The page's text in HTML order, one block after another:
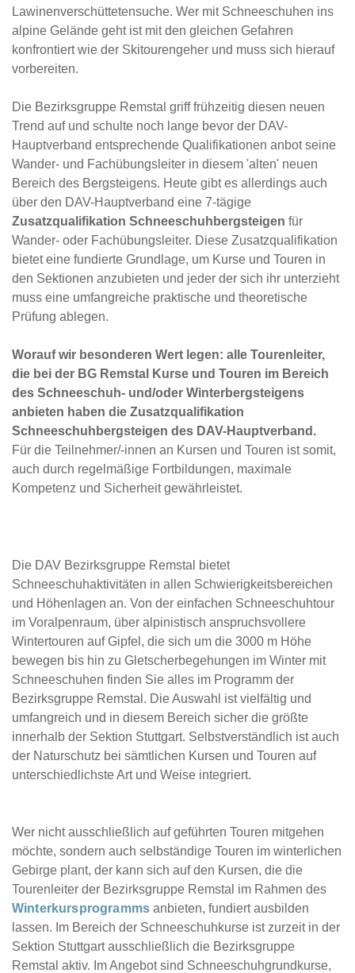
Lawinenverschüttetensuche. Wer mit Schneeschuhen ins
alpine Gelände geht ist mit den gleichen Gefahren
konfrontiert wie der Skitourengeher und muss sich hierauf
vorbereiten.
Die Bezirksgruppe Remstal griff frühzeitig diesen neuen
Trend auf und schulte noch lange bevor der DAV-
Hauptverband entsprechende Qualifikationen anbot seine
Wander- und Fachübungsleiter in diesem 'alten' neuen
Bereich des Bergsteigens. Heute gibt es allerdings auch
über den DAV-Hauptverband eine 7-tägige
Zusatzqualifikation Schneeschuhbergsteigen für
Wander- oder Fachübungsleiter. Diese Zusatzqualifikation
bietet eine fundierte Grundlage, um Kurse und Touren in
den Sektionen anzubieten und jeder der sich ihr unterzieht
muss eine umfangreiche praktische und theoretische
Prüfung ablegen.
Worauf wir besonderen Wert legen: alle Tourenleiter,
die bei der BG Remstal Kurse und Touren im Bereich
des Schneeschuh- und/oder Winterbergsteigens
anbieten haben die Zusatzqualifikation
Schneeschuhbergsteigen des DAV-Hauptverband.
Für die Teilnehmer/-innen an Kursen und Touren ist somit,
auch durch regelmäßige Fortbildungen, maximale
Kompetenz und Sicherheit gewährleistet.
Die DAV Bezirksgruppe Remstal bietet
Schneeschuhaktivitäten in allen Schwierigkeitsbereichen
und Höhenlagen an. Von der einfachen Schneeschuhtour
im Voralpenraum, über alpinistisch anspruchsvollere
Wintertouren auf Gipfel, die sich um die 3000 m Höhe
bewegen bis hin zu Gletscherbegehungen im Winter mit
Schneeschuhen finden Sie alles im Programm der
Bezirksgruppe Remstal. Die Auswahl ist vielfältig und
umfangreich und in diesem Bereich sicher die größte
innerhalb der Sektion Stuttgart. Selbstverständlich ist auch
der Naturschutz bei sämtlichen Kursen und Touren auf
unterschiedlichste Art und Weise integriert.
Wer nicht ausschließlich auf geführten Touren mitgehen
möchte, sondern auch selbständige Touren im winterlichen
Gebirge plant, der kann sich auf den Kursen, die die
Tourenleiter der Bezirksgruppe Remstal im Rahmen des
Winterkursprogrammsanbieten, fundiert ausbilden
lassen. Im Bereich der Schneeschuhkurse ist zurzeit in der
Sektion Stuttgart ausschließlich die Bezirksgruppe
Remstal aktiv. Im Angebot sind Schneeschuhgrundkurse,